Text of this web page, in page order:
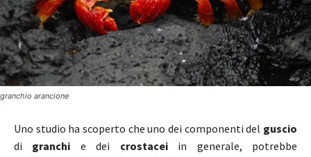
granchio arancione
Uno studio ha scoperto che uno dei componenti del guscio
di granchi e dei crostaceiin generale, potrebbe